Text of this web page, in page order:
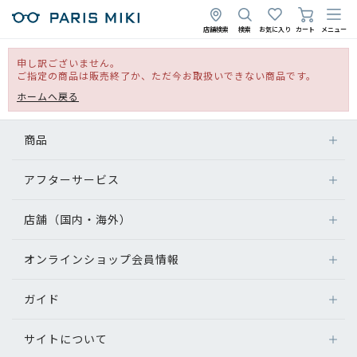
店舗検索 検索 お気に入り カート メニュー
申し訳ございません。
ご指定の商品は販売終了か、ただ今お取扱いできない商品です。
ホームへ戻る
商品
アフターサービス
店舗（国内・海外）
オンラインショップ会員情報
ガイド
サイトについて